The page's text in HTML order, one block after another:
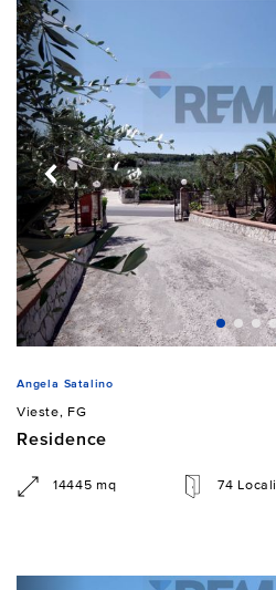
Angela Satalino
Vieste, FG
Residence
14445 mq 74 Locali